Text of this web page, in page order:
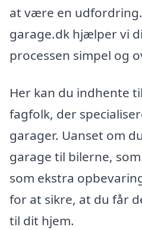
at være en
garage.dk hjælper vi
processen simpel og
Her kan du indhente
fagfolk, der
garager. Uanset om
garage til bilerne,
som ekstra
for at sikre, at du får
til dit hjem.